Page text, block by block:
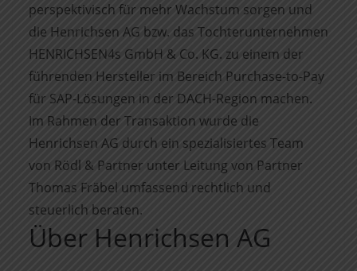
perspektivisch für mehr Wachstum sorgen und
die Henrichsen AG bzw. das Tochterunternehmen
HENRICHSEN4s GmbH & Co. KG. zu einem der
führenden Hersteller im Bereich Purchase-to-Pay
für SAP-Lösungen in der DACH-Region machen.
Im Rahmen der Transaktion wurde die
Henrichsen AG durch ein spezialisiertes Team
von Rödl & Partner unter Leitung von Partner
Thomas Fräbel umfassend rechtlich und
steuerlich beraten.
Über Henrichsen AG